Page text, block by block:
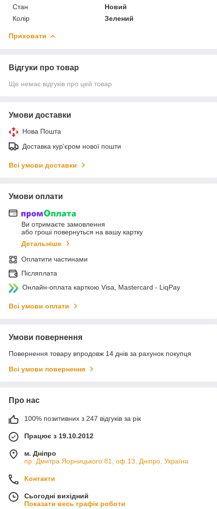
Стан
Новий
Колір
Зелений
Приховати
Відгуки про товар
Ще немає відгуків про цей товар
Умови доставки
Нова Пошта
Доставка кур'єром нової пошти
Всі умови доставки
Умови оплати
Ви отримаєте замовлення
або гроші повернуться на вашу картку
Детальніше
Оплатити частинами
Післяплата
Онлайн-оплата карткою Visa, Mastercard - LiqPay
Всі умови оплати
Умови повернення
Повернення товару впродовж 14 днів за рахунок покупця
Всі умови повернення
Про нас
100% позитивних з 247 відгуків за рік
Працює з 19.10.2012
м. Дніпро
пр. Дмитра Яорницького 81, оф.13, Дніпро, Україна
Контакти
Сьогодні вихідний
Показати весь графік роботи